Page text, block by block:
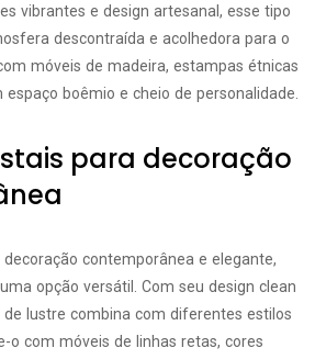
vibrantes e design artesanal, esse tipo
descontraída e acolhedora para o
móveis de madeira, estampas étnicas
boêmio e cheio de personalidade.
para decoração
contemporânea e elegante,
opção versátil. Com seu design clean
lustre combina com diferentes estilos
o com móveis de linhas retas, cores